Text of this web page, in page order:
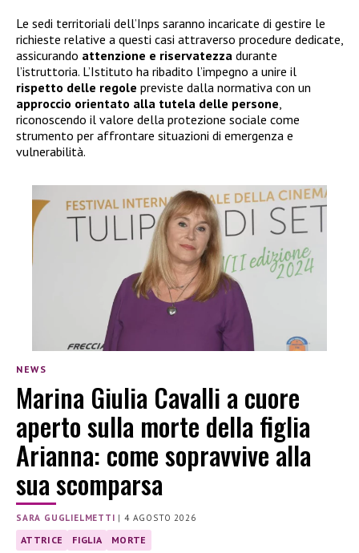
Le sedi territoriali dell’Inps saranno incaricate di gestire le
richieste relative a questi casi attraverso procedure dedicate,
assicurando attenzione e riservatezza durante
l’istruttoria. L’Istituto ha ribadito l’impegno a unire il
rispetto delle regole previste dalla normativa con un
approccio orientato alla tutela delle persone
riconoscendo il valore della protezione sociale come
strumento per affrontare situazioni di emergenza e
vulnerabilità.
NEWS
Marina Giulia Cavalli a cuore
aperto sulla morte della figlia
Arianna: come sopravvive alla
sua scomparsa
SARA GUGLIELMETTI |4 AGOSTO 2026
ATTRICE FIGLIA MORTE